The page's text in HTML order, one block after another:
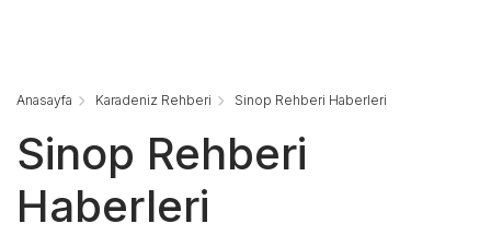
Anasayfa Karadeniz Rehberi Sinop Rehberi Haberleri
Sinop Rehberi
Haberleri